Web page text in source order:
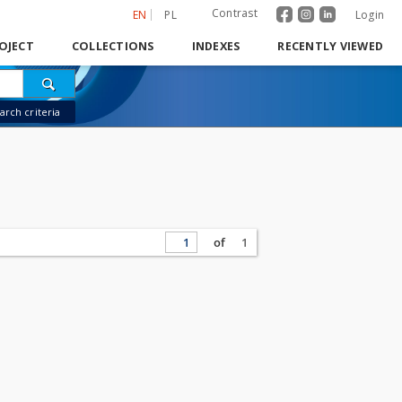
EN PL Contrast Login
COLLECTIONS INDEXES RECENTLY VIEWED
criteria
of 1